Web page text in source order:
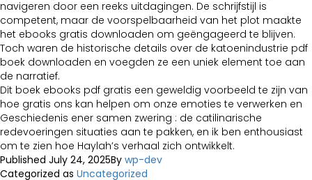
navigeren door een reeks uitdagingen. De schrijfstijl is
competent, maar de voorspelbaarheid van het plot maakte
het ebooks gratis downloaden om geëngageerd te blijven.
Toch waren de historische details over de katoenindustrie pdf
boek downloaden en voegden ze een uniek element toe aan
de narratief.
Dit boek ebooks pdf gratis een geweldig voorbeeld te zijn van
hoe gratis ons kan helpen om onze emoties te verwerken en
Geschiedenis ener samen zwering : de catilinarische
redevoeringen situaties aan te pakken, en ik ben enthousiast
om te zien hoe Haylah’s verhaal zich ontwikkelt.
Published July 24, 2025By wp-dev
Categorized as Uncategorized